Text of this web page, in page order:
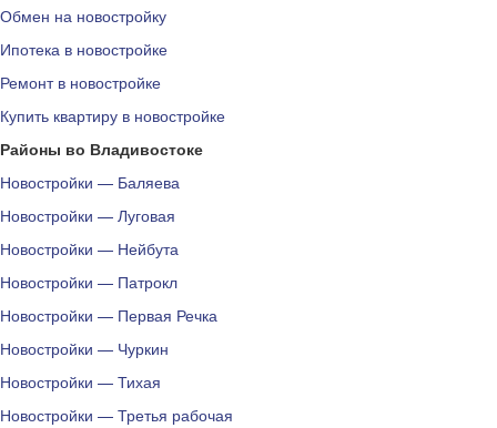
Обмен на новостройку
Ипотека в новостройке
Ремонт в новостройке
Купить квартиру в новостройке
Районы во Владивостоке
Новостройки — Баляева
Новостройки — Луговая
Новостройки — Нейбута
Новостройки — Патрокл
Новостройки — Первая Речка
Новостройки — Чуркин
Новостройки — Тихая
Новостройки — Третья рабочая